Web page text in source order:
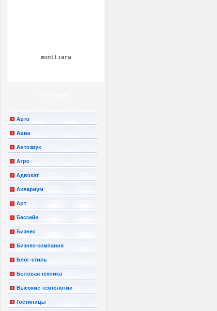
monttiara
Авто
Авиа
Автозвук
Агро
Адвокат
Аквариум
Арт
Бассейн
Бизнес
Бизнес-компания
Блог-стиль
Бытовая техника
Высокие технологии
Гостиницы